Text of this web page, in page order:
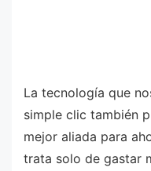
La tecnología que
simple clic también
mejor aliada para
trata solo de gastar